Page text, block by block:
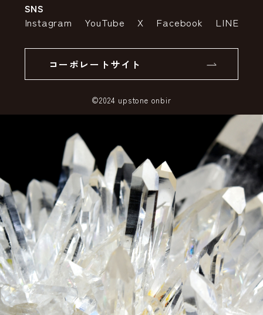
ポイントについて
特定商取引法の表示
SSLサーバー証明書とは
SNS
Instagram YouTube X Facebook LINE
コーポレートサイト
©2024 upstone onbir